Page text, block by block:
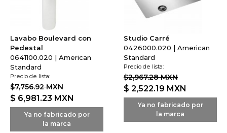
Lavabo Boulevard con
Pedestal
0641100.020 | American
Standard
Precio de lista:
$7,756.92 MXN
$ 6,981.23 MXN
Ya no fabricado por
la marca
Studio Carré
0426000.020 | American
Standard
Precio de lista:
$2,967.28 MXN
$ 2,522.19 MXN
Ya no fabricado por
la marca